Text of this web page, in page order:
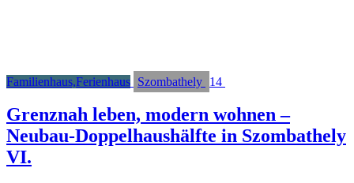
Familienhaus,Ferienhaus Szombathely 14
Grenznah leben, modern wohnen –
Neubau-Doppelhaushälfte in Szombathely
VI.